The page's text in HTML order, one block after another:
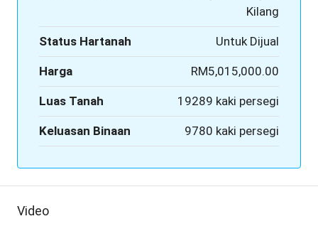
Kilang
Status Hartanah Untuk Dijual
Harga RM5,015,000.00
Luas Tanah 19289 kaki persegi
Keluasan Binaan 9780 kaki persegi
Video